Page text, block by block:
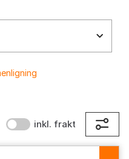
inkl. frakt